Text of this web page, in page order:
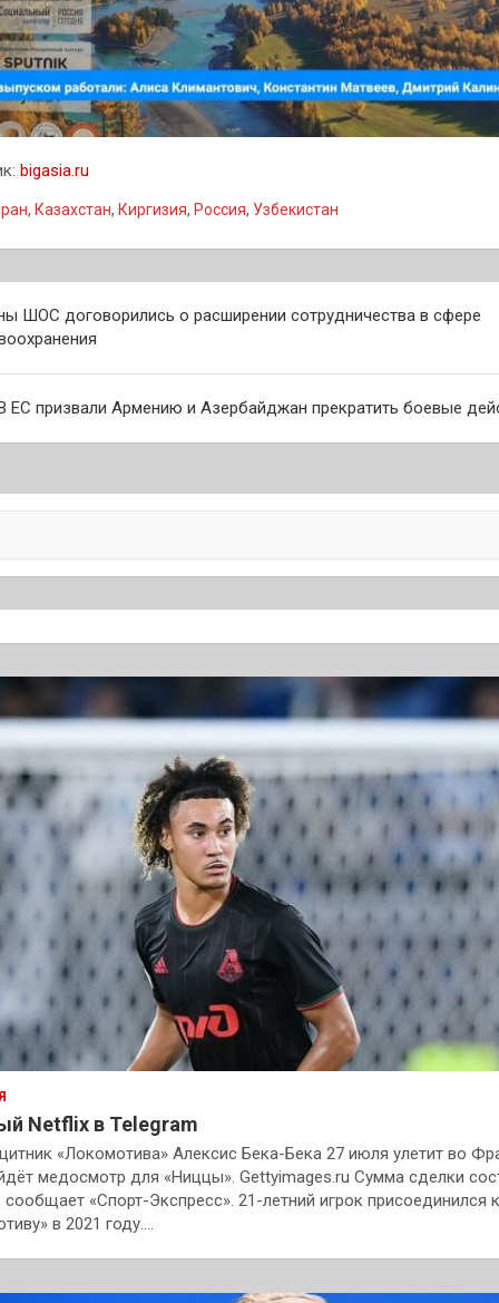
bigasia.ru
, Казахстан, Киргизия, Россия, Узбекистан
ШОС договорились о расширении сотрудничества в сфере
ЕС призвали Армению и Азербайджан прекратить боевые
Netflix в Telegram
«Локомотива» Алексис Бека-Бека 27 июля улетит во
медосмотр для «Ниццы». Gettyimages.ru Сумма сделки
сообщает «Спорт-Экспресс». 21-летний игрок присоединился к
в 2021 году.…